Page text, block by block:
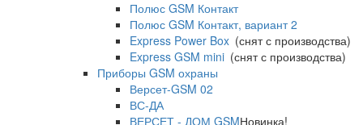
Полюс GSM Контакт
Полюс GSM Контакт, вариант 2
Express Power Box (снят с производства)
Express GSM mini (снят с производства)
Приборы GSM охраны
Версет-GSM 02
ВС-ДА
ВЕРСЕТ - ДОМ GSMНовинка!